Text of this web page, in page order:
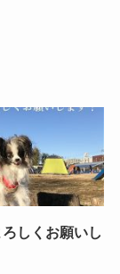
しくお願いし